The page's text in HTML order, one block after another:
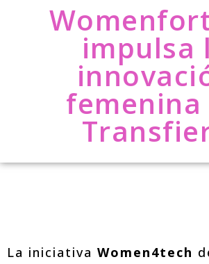
impulsa
femenina
La iniciativa Women4tech